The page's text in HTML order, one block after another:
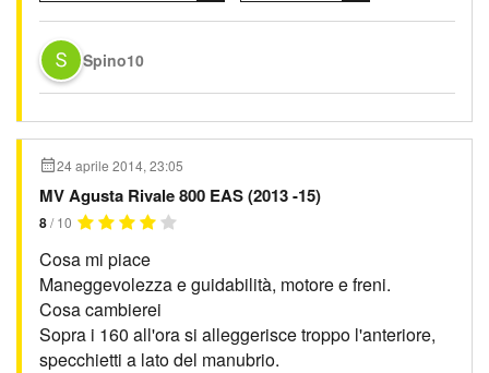
Spino10
24 aprile 2014, 23:05
MV Agusta Rivale 800 EAS (2013 -15)
8/ 10
Cosa mi piace
Maneggevolezza e guidabilità, motore e freni.
Cosa cambierei
Sopra i 160 all'ora si alleggerisce troppo l'anteriore,
specchietti a lato del manubrio.